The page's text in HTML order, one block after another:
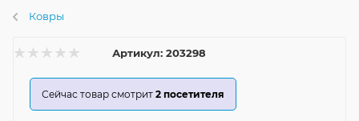
Ковры
Артикул: 203298
Сейчас товар смотрит 2 посетителя